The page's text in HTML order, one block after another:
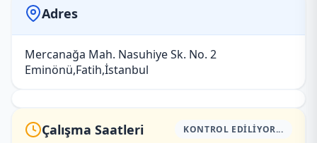
Adres
Mercanağa Mah. Nasuhiye Sk. No. 2
Eminönü,Fatih,İstanbul
Çalışma Saatleri KONTROL EDILIYOR...